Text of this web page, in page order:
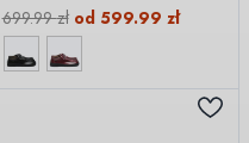
699.99zł od 599.99 zł